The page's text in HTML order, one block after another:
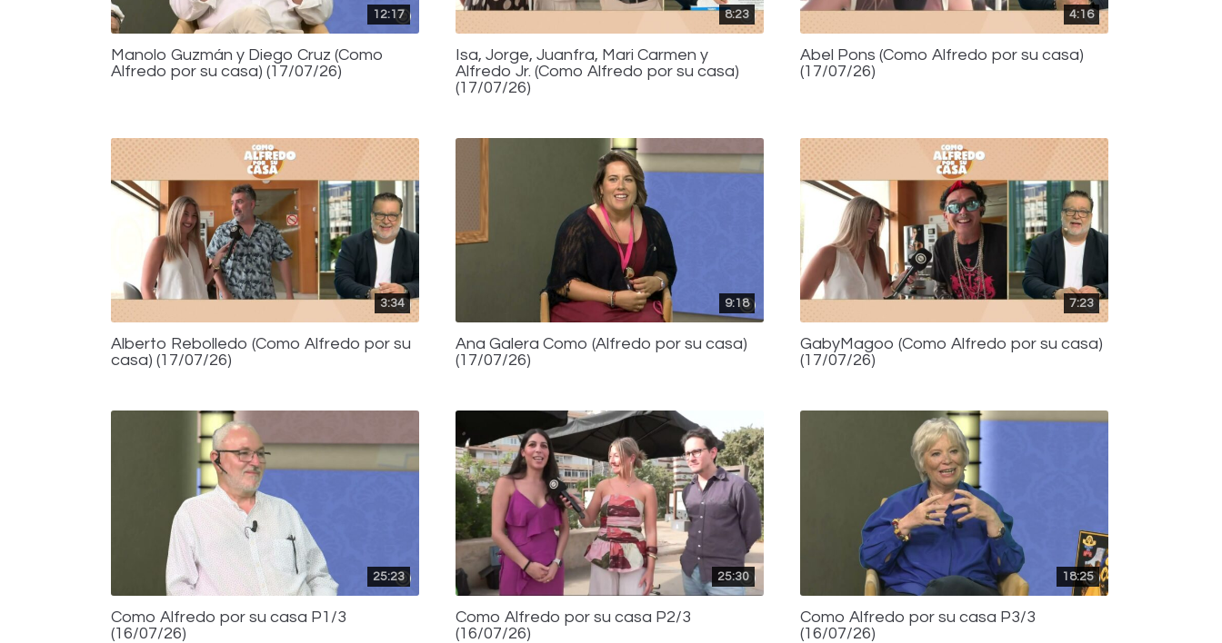
12:17
Manolo Guzmán y Diego Cruz (Como
Alfredo por su casa) (17/07/26)
8:23
Isa, Jorge, Juanfra, Mari Carmen y
Alfredo Jr. (Como Alfredo por su casa)
(17/07/26)
4:16
Abel Pons (Como Alfredo por su casa)
(17/07/26)
3:34
Alberto Rebolledo (Como Alfredo por su
casa) (17/07/26)
9:18
Ana Galera Como (Alfredo por su casa)
(17/07/26)
7:23
GabyMagoo (Como Alfredo por su casa)
(17/07/26)
25:23
Como Alfredo por su casa P1/3
(16/07/26)
25:30
Como Alfredo por su casa P2/3
(16/07/26)
18:25
Como Alfredo por su casa P3/3
(16/07/26)